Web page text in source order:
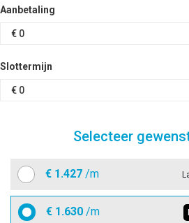
Aanbetaling
Slottermijn
Selecteer
€ 1.427 /m
€ 1.630 /m